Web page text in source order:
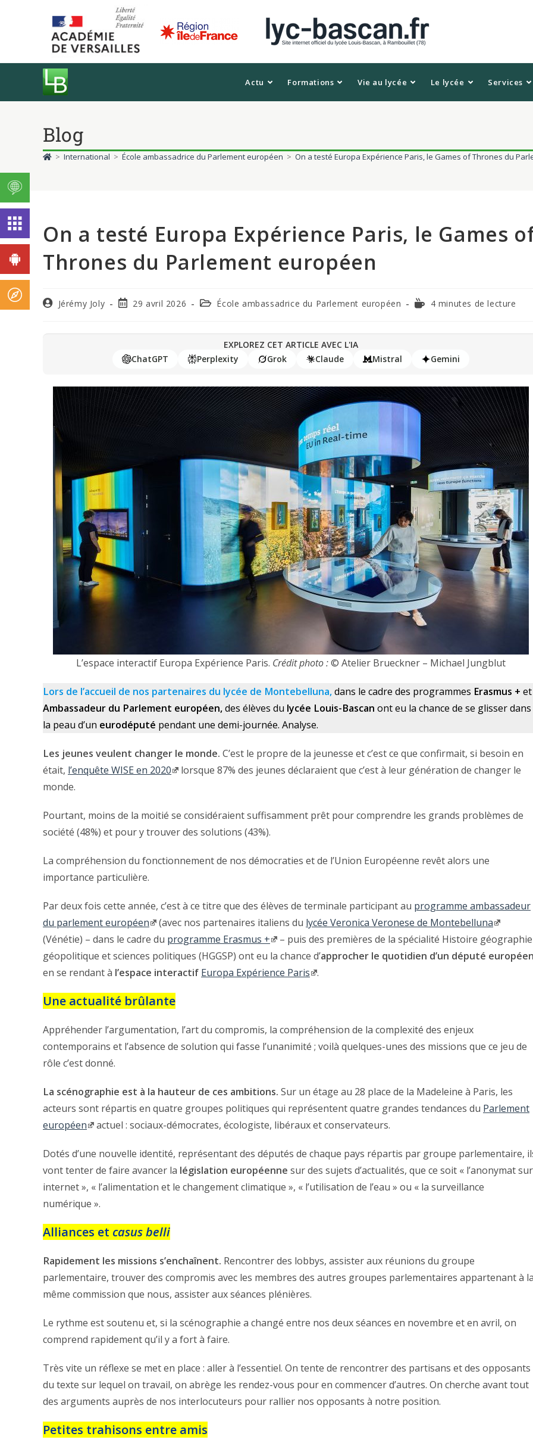
Actu Formations Vie au lycée Le lycée Services
Blog
> International > École ambassadrice du Parlement européen > On a testé Europa Expérience Paris, le Games of Thrones du
On a testé Europa Expérience Paris, le Games
Thrones du Parlement européen
Jérémy Joly 29 avril 2026 École ambassadrice du Parlement européen 4 minutes de lecture
EXPLOREZ CET ARTICLE AVEC L'IA
ChatGPT
Perplexity Grok Claude Mistral Gemini
L’espace interactif Europa Expérience Paris. Crédit photo :© Atelier Brueckner – Michael Jungblut
Lors de l’accueil de nos partenaires du lycée de Montebelluna,dans le cadre des programmes Erasmus + et
Ambassadeur du Parlement européen,des élèves du lycée Louis-Bascan ont eu la chance de se glisser dans
la peau d’un eurodéputé pendant une demi-journée. Analyse.
Les jeunes veulent changer le monde. C’est le propre de la jeunesse et c’est ce que confirmait, si besoin en
était, l’enquête WISE en 2020
lorsque 87% des jeunes déclaraient que c’est à leur génération de changer le
monde.
Pourtant, moins de la moitié se considéraient suffisamment prêt pour comprendre les grands problèmes de
société (48%) et pour y trouver des solutions (43%).
La compréhension du fonctionnement de nos démocraties et de l’Union Européenne revêt alors une
importance particulière.
Par deux fois cette année, c’est à ce titre que des élèves de terminale participant au programme ambassadeur
du parlement européen
(avec nos partenaires italiens du lycée Veronica Veronese de Montebelluna
(Vénétie) – dans le cadre du programme Erasmus +
– puis des premières de la spécialité Histoire géographie
géopolitique et sciences politiques (HGGSP) ont eu la chance d’approcher le quotidien d’un député
en se rendant à l’espace interactif Europa Expérience Paris .
Une actualité brûlante
Appréhender l’argumentation, l’art du compromis, la compréhension de la complexité des enjeux
contemporains et l’absence de solution qui fasse l’unanimité ; voilà quelques-unes des missions que ce jeu de
rôle c’est donné.
La scénographie est à la hauteur de ces ambitions. Sur un étage au 28 place de la Madeleine à Paris, les
acteurs sont répartis en quatre groupes politiques qui représentent quatre grandes tendances du Parlement
européen
actuel : sociaux-démocrates, écologiste, libéraux et conservateurs.
Dotés d’une nouvelle identité, représentant des députés de chaque pays répartis par groupe parlementaire,
vont tenter de faire avancer la législation européenne sur des sujets d’actualités, que ce soit « l’anonymat sur
internet », « l’alimentation et le changement climatique », « l’utilisation de l’eau » ou « la surveillance
numérique ».
Alliances et casus belli
Rapidement les missions s’enchaînent. Rencontrer des lobbys, assister aux réunions du groupe
parlementaire, trouver des compromis avec les membres des autres groupes parlementaires appartenant à
même commission que nous, assister aux séances plénières.
Le rythme est soutenu et, si la scénographie a changé entre nos deux séances en novembre et en avril, on
comprend rapidement qu’il y a fort à faire.
Très vite un réflexe se met en place : aller à l’essentiel. On tente de rencontrer des partisans et des opposants
du texte sur lequel on travail, on abrège les rendez-vous pour en commencer d’autres. On cherche avant tout
des arguments auprès de nos interlocuteurs pour rallier nos opposants à notre position.
Petites trahisons entre amis